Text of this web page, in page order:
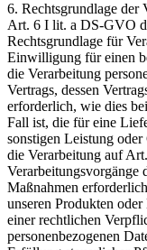
6. Rechtsgrundlage der
Art. 6 I lit. a DS-GVO
Rechtsgrundlage für
Einwilligung für einen
die Verarbeitung
Vertrags, dessen
erforderlich, wie dies
Fall ist, die für eine
sonstigen Leistung
die Verarbeitung auf
Maßnahmen
unseren Produkten
einer rechtlichen
personenbezogenen